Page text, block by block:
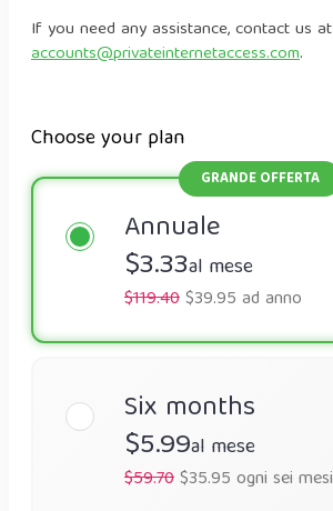
If you need any assistance, contact us at
accounts@privateinternetaccess.com.
Choose your plan
Annuale
$3.33al mese
$119.40$39.95 ad anno
Six months
$5.99al mese
$59.70$35.95 ogni sei mesi